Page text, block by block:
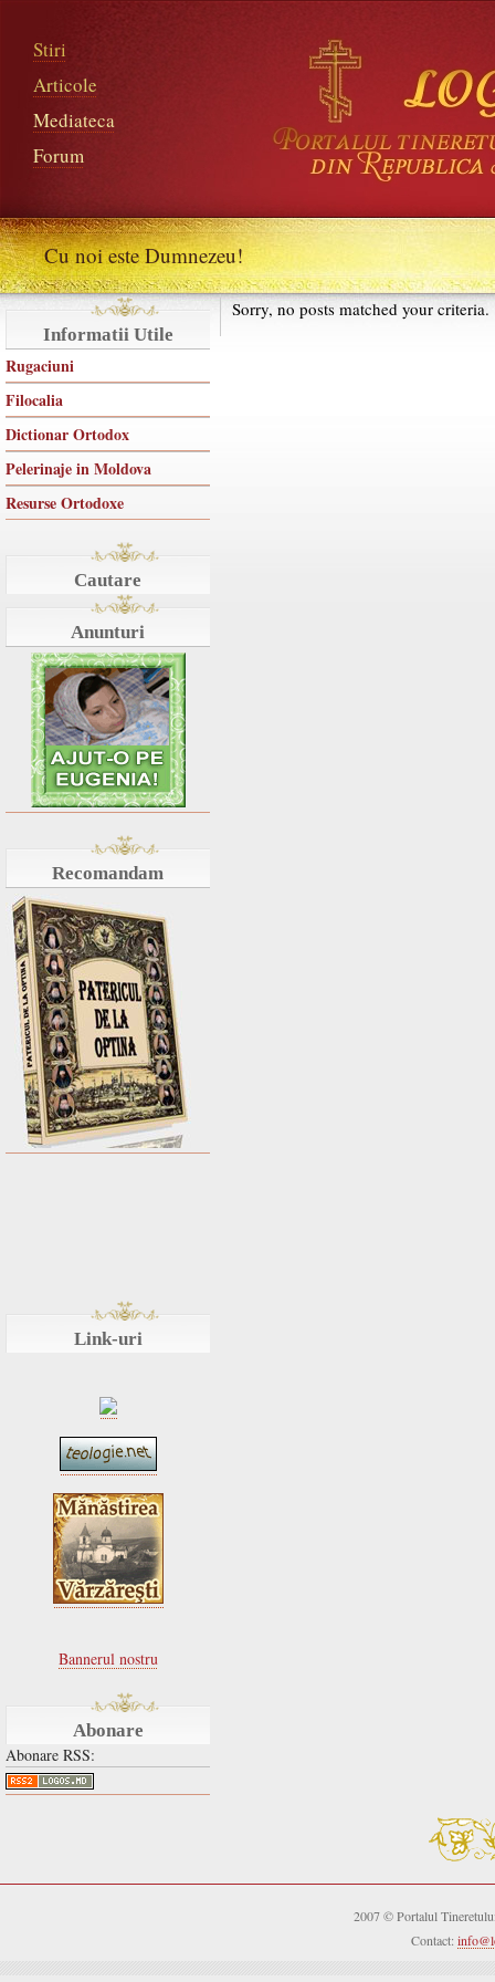
Stiri
Articole
Mediateca
Forum
Cu noi este Dumnezeu!
Informatii Utile
Rugaciuni
Filocalia
Dictionar Ortodox
Pelerinaje in Moldova
Resurse Ortodoxe
Cautare
Anunturi
Recomandam
Link-uri
Bannerul nostru
Abonare
Abonare RSS:
Sorry, no posts matched your criteria.
2007 © Portalul
Contact: